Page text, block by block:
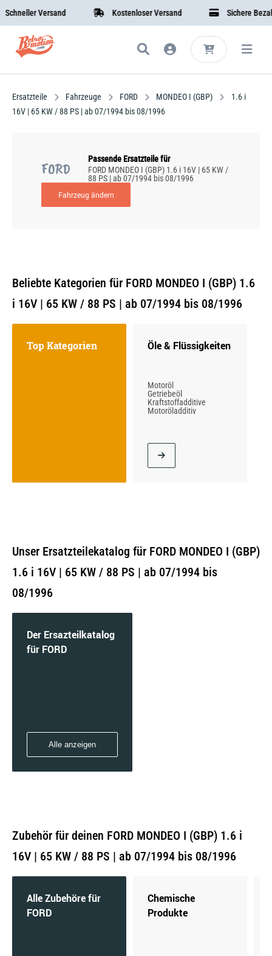
Versand Kostenloser Versand Sichere
Ersatzteile Fahrzeuge FORD MONDEO I (GBP)
1.6 i
16V | 65 KW / 88 PS | ab 07/1994 bis 08/1996
FORD
Passende Ersatzteile für
FORD MONDEO I (GBP) 1.6 i 16V | 65 KW /
88 PS | ab 07/1994 bis 08/1996
Fahrzeug ändern
Beliebte Kategorien für FORD MONDEO I (GBP) 1.6
i 16V | 65 KW / 88 PS | ab 07/1994 bis 08/1996
Top Kategorien Öle & Flüssigkeiten
Motoröl
Getriebeöl
Kraftstoffadditive
Motoröladditiv
Unser Ersatzteilekatalog für FORD MONDEO I (GBP)
1.6 i 16V | 65 KW / 88 PS | ab 07/1994 bis
08/1996
Der Ersazteilkatalog
für FORD
Alle anzeigen
Zubehör für deinen FORD MONDEO I (GBP) 1.6 i
16V | 65 KW / 88 PS | ab 07/1994 bis 08/1996
Alle Zubehöre für
FORD
Chemische
Produkte